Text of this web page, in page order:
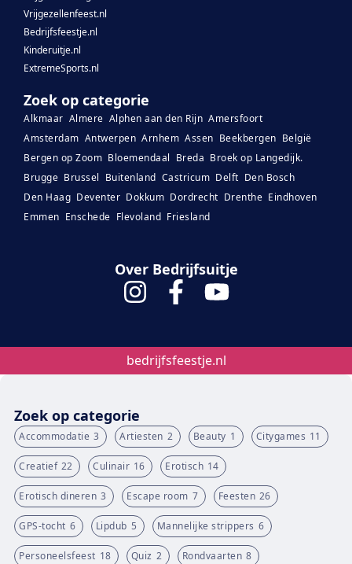
Vrijgezellenfeest.nl
Bedrijfsfeestje.nl
Kinderuitje.nl
ExtremeSports.nl
Zoek op categorie
Alkmaar Almere Alphen aan den Rijn Amersfoort
Amsterdam Antwerpen Arnhem Assen Beekbergen België
Bergen op Zoom Bloemendaal Breda Broek op Langedijk.
Brugge Brussel Buitenland Castricum Delft Den Bosch
Den Haag Deventer Dokkum Dordrecht Drenthe Eindhoven
Emmen Enschede Flevoland Friesland
Over Bedrijfsuitje
bedrijfsfeestje.nl
Zoek op categorie
Accommodatie 3 Artiesten 2 Beauty 1 Citygames 11
Creatief 22 Culinair 16 Erotisch 14
Erotisch dineren 3 Escape room 7 Feesten 26
GPS-tocht 6 Lipdub 5 Mannelijke strippers 6
Personeelsfeest 18 Quiz 2 Rondvaarten 8